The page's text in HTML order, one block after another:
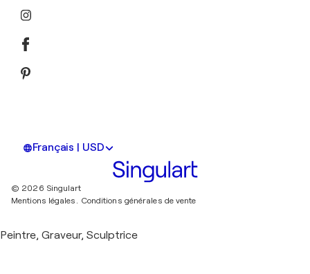
Français | USD
© 2026 Singulart
Mentions légales. Conditions générales de vente
Peintre, Graveur, Sculptrice